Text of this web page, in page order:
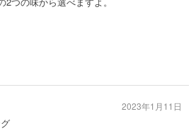
2023年1月11日